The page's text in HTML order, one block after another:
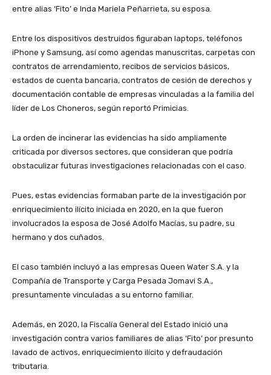
entre alias ‘Fito’ e Inda Mariela Peñarrieta, su esposa.
Entre los dispositivos destruidos figuraban laptops, teléfonos
iPhone y Samsung, así como agendas manuscritas, carpetas con
contratos de arrendamiento, recibos de servicios básicos,
estados de cuenta bancaria, contratos de cesión de derechos y
documentación contable de empresas vinculadas a la familia del
líder de Los Choneros, según reportó Primicias.
La orden de incinerar las evidencias ha sido ampliamente
criticada por diversos sectores, que consideran que podría
obstaculizar futuras investigaciones relacionadas con el caso.
Pues, estas evidencias formaban parte de la investigación por
enriquecimiento ilícito iniciada en 2020, en la que fueron
involucrados la esposa de José Adolfo Macías, su padre, su
hermano y dos cuñados.
El caso también incluyó a las empresas Queen Water S.A. y la
Compañía de Transporte y Carga Pesada Jomavi S.A.,
presuntamente vinculadas a su entorno familiar.
Además, en 2020, la Fiscalía General del Estado inició una
investigación contra varios familiares de alias ‘Fito’ por presunto
lavado de activos, enriquecimiento ilícito y defraudación
tributaria.